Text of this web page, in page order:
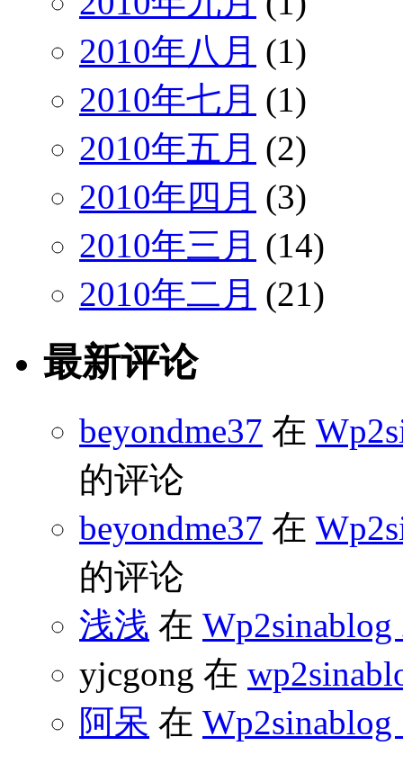
2010年八月 (1)
2010年七月 (1)
2010年五月 (2)
2010年四月 (3)
2010年三月 (14)
2010年二月 (21)
最新评论
beyondme37 在
的评论
beyondme37 在
的评论
浅浅 在
yjcgong 在
阿呆 在